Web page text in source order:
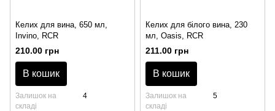
Келих для вина, 650 мл,
Invino, RCR
210.00 грн
В кошик
Залишок на
складі
4
Келих для білого вина, 230
мл, Oasis, RCR
211.00 грн
В кошик
Залишок на
складі
5